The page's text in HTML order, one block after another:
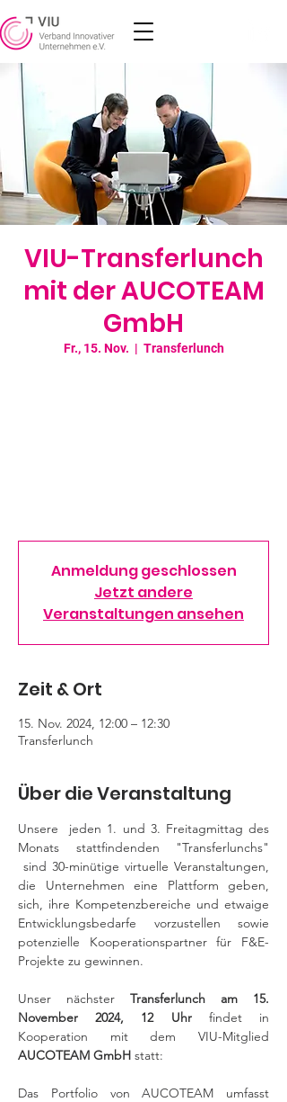
VIU-Transferlunch
mit der AUCOTEAM
GmbH
Fr., 15. Nov.
  |
Transferlunch
Anmeldung geschlossen
Jetzt andere
Veranstaltungen ansehen
Zeit & Ort
15. Nov. 2024, 12:00 – 12:30
Transferlunch
Über die Veranstaltung
Unsere  jeden 1. und 3. Freitagmittag des
Monats stattfindenden "Transferlunchs"
sind 30-minütige virtuelle Veranstaltungen,
die Unternehmen eine Plattform geben,
sich, ihre Kompetenzbereiche und etwaige
Entwicklungsbedarfe vorzustellen sowie
potenzielle Kooperationspartner für F&E-
Projekte zu gewinnen.
Unser nächster Transferlunch am 15.
November 2024, 12 Uhr findet in
AUCOTEAM GmbH statt:
Das Portfolio von AUCOTEAM umfasst